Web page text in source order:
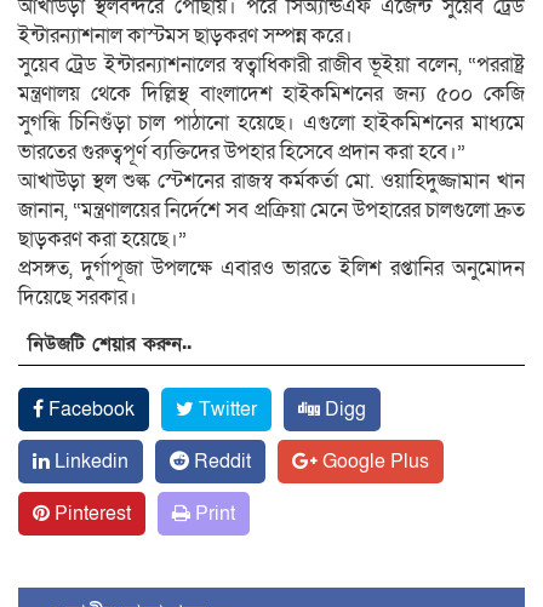
আখাউড়া স্থলবন্দরে পৌঁছায়। পরে সিঅ্যান্ডএফ এজেন্ট সুয়েব ট্রেড
ইন্টারন্যাশনাল কাস্টমস ছাড়করণ সম্পন্ন করে।
সুয়েব ট্রেড ইন্টারন্যাশনালের স্বত্বাধিকারী রাজীব ভূইয়া বলেন, “পররাষ্ট্র
মন্ত্রণালয় থেকে দিল্লিস্থ বাংলাদেশ হাইকমিশনের জন্য ৫০০ কেজি
সুগন্ধি চিনিগুঁড়া চাল পাঠানো হয়েছে। এগুলো হাইকমিশনের মাধ্যমে
ভারতের গুরুত্বপূর্ণ ব্যক্তিদের উপহার হিসেবে প্রদান করা হবে।”
আখাউড়া স্থল শুল্ক স্টেশনের রাজস্ব কর্মকর্তা মো. ওয়াহিদুজ্জামান খান
জানান, “মন্ত্রণালয়ের নির্দেশে সব প্রক্রিয়া মেনে উপহারের চালগুলো দ্রুত
ছাড়করণ করা হয়েছে।”
প্রসঙ্গত, দুর্গাপূজা উপলক্ষে এবারও ভারতে ইলিশ রপ্তানির অনুমোদন
দিয়েছে সরকার।
নিউজটি শেয়ার করুন..
Facebook Twitter
Digg
Linkedin
Reddit
Google Plus
Pinterest
Print